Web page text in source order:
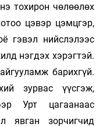
тохирон чөлөөлөх
цэвэр цэмцгэр,
гэвэл нийслэлээс
нэгдэх хэрэгтэй.
барихгүй.
зурвас үүсгэж,
Урт цагаанаас
явган зорчигчид